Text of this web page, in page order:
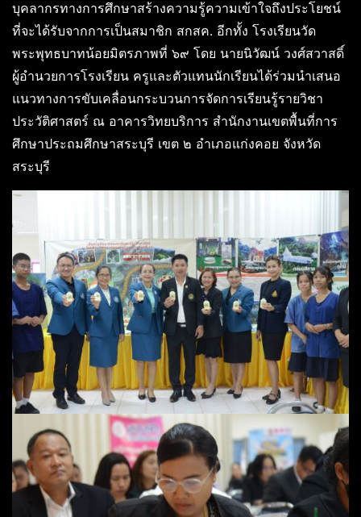
บุคลากรทางการศึกษาสร้างความรู้ความเข้าใจถึงประโยชน์
ที่จะได้รับจากการเป็นสมาชิก สกสค. อีกทั้ง โรงเรียนวัด
พระพุทธบาทน้อยมิตรภาพที่ ๖๙ โดย นายนิวัฒน์ วงศ์สวาสดิ์
ผู้อำนวยการโรงเรียน ครูและตัวแทนนักเรียนได้ร่วมนำเสนอ
แนวทางการขับเคลื่อนกระบวนการจัดการเรียนรู้รายวิชา
ประวัติศาสตร์ ณ อาคารวิทยบริการ สำนักงานเขตพื้นที่การ
ศึกษาประถมศึกษาสระบุรี เขต ๒ อำเภอแก่งคอย จังหวัด
สระบุรี